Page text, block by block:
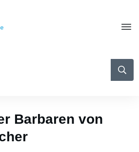
Barbaren von